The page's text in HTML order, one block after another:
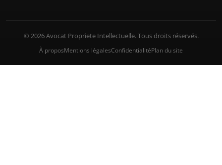
© 2026 Avocat Propriete Intellectuelle. Tous droits réservés.
À proposMentions légalesConfidentialitéPlan du site